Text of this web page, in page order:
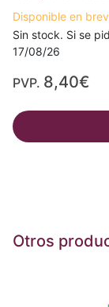
Disponible en
Sin stock. Si se
17/08/26
PVP. 8,40€
Otros